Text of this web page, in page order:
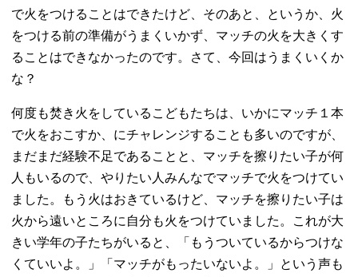
で火をつけることはできたけど、そのあと、というか、火
をつける前の準備がうまくいかず、マッチの火を大きくす
ることはできなかったのです。さて、今回はうまくいくか
な？
何度も焚き火をしているこどもたちは、いかにマッチ１本
で火をおこすか、にチャレンジすることも多いのですが、
まだまだ経験不足であることと、マッチを擦りたい子が何
人もいるので、やりたい人みんなでマッチで火をつけてい
ました。もう火はおきているけど、マッチを擦りたい子は
火から遠いところに自分も火をつけていました。これが大
きい学年の子たちがいると、「もうついているからつけな
くていいよ。」「マッチがもったいないよ。」という声も